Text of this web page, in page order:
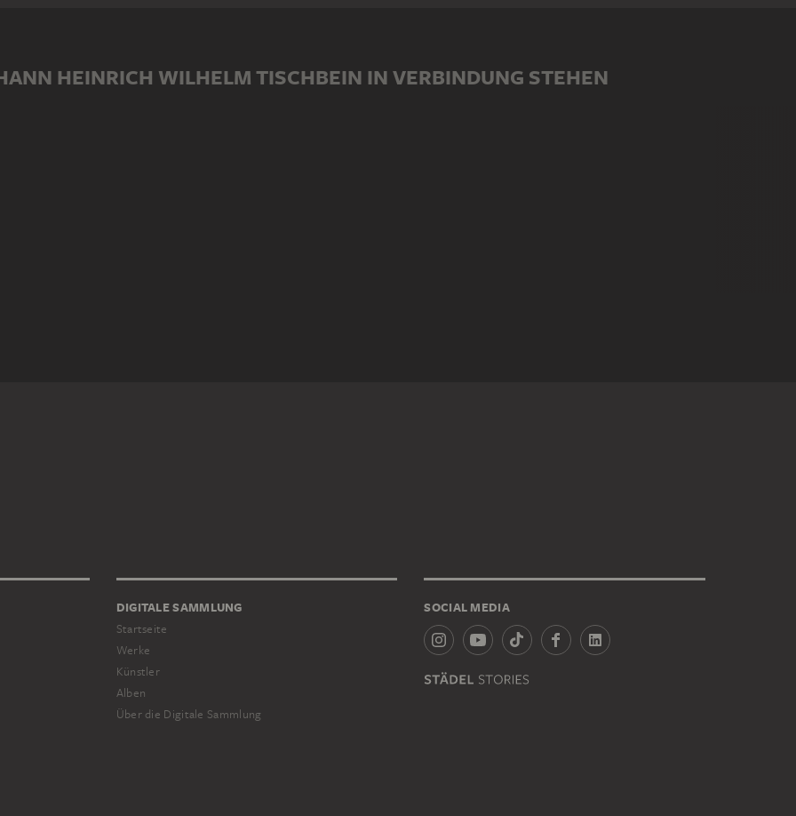
HEINRICH WILHELM TISCHBEIN IN VERBINDUNG STEHEN
DIGITALE SAMMLUNG
Startseite
Werke
Künstler
Alben
Über die Digitale Sammlung
SOCIAL MEDIA